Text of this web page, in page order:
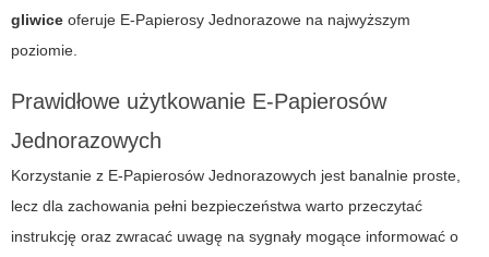
gliwice oferuje E-Papierosy Jednorazowe na najwyższym
poziomie.
Prawidłowe użytkowanie E-Papierosów
Jednorazowych
Korzystanie z E-Papierosów Jednorazowych jest banalnie proste,
lecz dla zachowania pełni bezpieczeństwa warto przeczytać
instrukcję oraz zwracać uwagę na sygnały mogące informować o